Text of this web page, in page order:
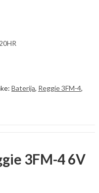
Baterija, Reggie 3FM-4,
3FM-4 6V